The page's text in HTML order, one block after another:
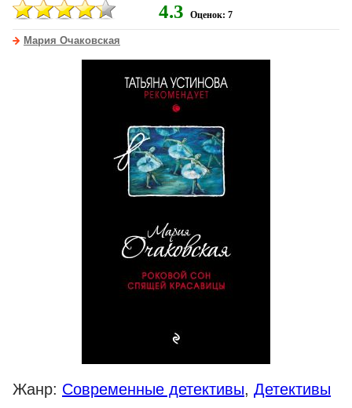
4.3 Оценок: 7
Мария Очаковская
Жанр: Современные детективы, Детективы